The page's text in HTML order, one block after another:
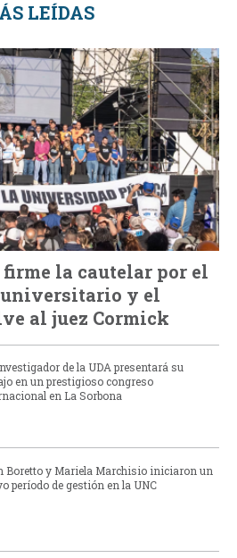
LEÍDAS
la cautelar por el
y el
al juez Cormick
de la UDA presentará su
en un prestigioso congreso
en La Sorbona
Boretto y Mariela Marchisio iniciaron un
período de gestión en la UNC